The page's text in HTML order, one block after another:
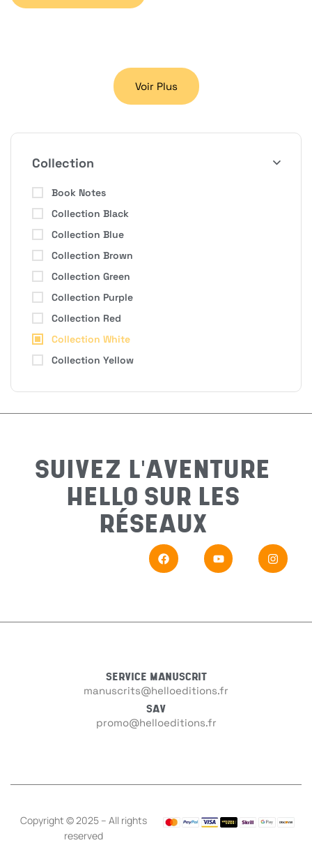
Voir Plus
Collection
Book Notes
Collection Black
Collection Blue
Collection Brown
Collection Green
Collection Purple
Collection Red
Collection White
Collection Yellow
SUIVEZ L'AVENTURE
HELLO SUR LES
RÉSEAUX
SERVICE MANUSCRIT
manuscrits@helloeditions.fr
SAV
promo@helloeditions.fr
Copyright © 2025 – All rights
reserved
Nom
Sujet